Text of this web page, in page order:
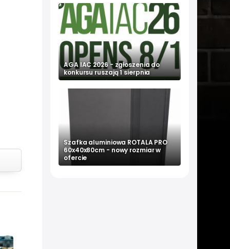
AGA IAC 2026 - zgłoszenia do
konkursu ruszają 1 sierpnia
Szafka aluminiowa ROTALA PRO
60x40x80cm - nowy rozmiar w
ofercie